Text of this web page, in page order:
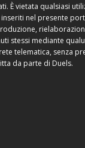
È vietata qualsiasi
nel presente
stessi mediante
telematica, senza
da parte di Duels.